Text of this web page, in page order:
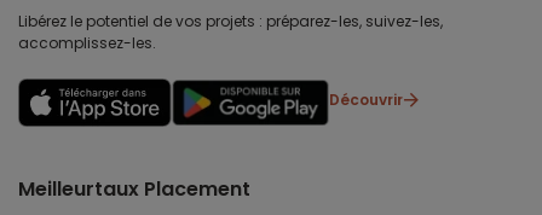
Libérez le potentiel de vos projets : préparez-les, suivez-les,
accomplissez-les.
Découvrir
Meilleurtaux Placement